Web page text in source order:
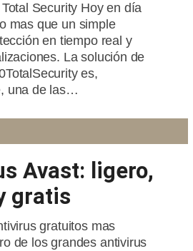
Security Hoy en día
mas que un simple
en tiempo real y
La solución de
es,
una de las…
Avast: ligero,
gratis
gratuitos mas
de los grandes antivirus